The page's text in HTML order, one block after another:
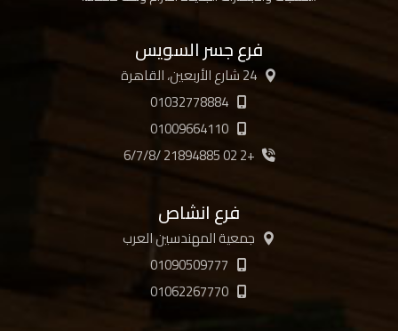
فرع جسر السويس
24 شارع الأربعين، القاهرة
01032778884
01009664110
+2 02 21894885 /6/7/8
فرع انشاص
جمعية المهندسين العرب
01090509777
01062267770